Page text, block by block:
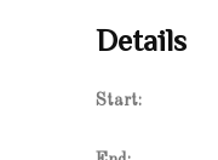
Details
Start: